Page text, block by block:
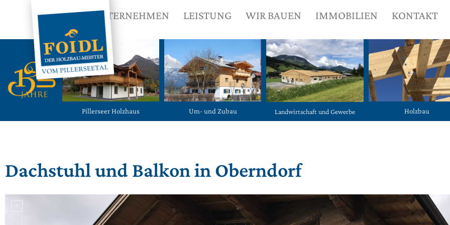
UNTERNEHMEN LEISTUNG WIR BAUEN IMMOBILIEN KONTAKT
Pillerseer Holzhaus Um- und Zubau Landwirtschaft und Gewerbe Holzbau
Dachstuhl und Balkon in Oberndorf